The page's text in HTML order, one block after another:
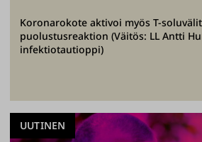
Koronarokote aktivoi myös T-
puolustusreaktion (Väitös: LL Antti
infektiotautioppi)
UUTINEN